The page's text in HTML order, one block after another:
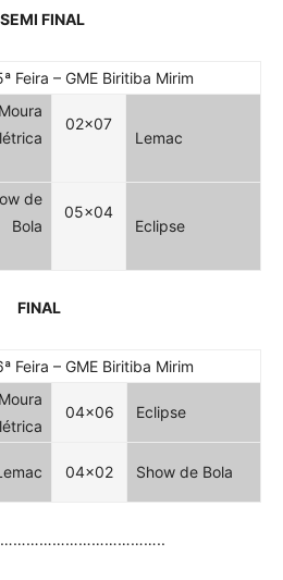
SEMI FINAL
Feira – GME Biritiba Mirim
02×07
Lemac
de
Bola
05×04
Eclipse
FINAL
Feira – GME Biritiba Mirim
04×06 Eclipse
04×02 Show de Bola